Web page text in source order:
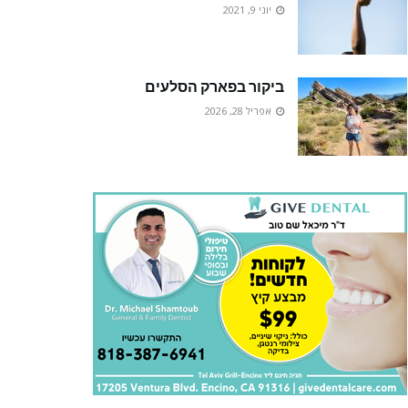
יוני 9, 2021
ביקור בפארק הסלעים
אפריל 28, 2026